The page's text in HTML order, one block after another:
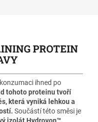
PROTEIN
ihned po
tohoto proteinu tvoří
která vyniká lehkou a
Součástí této směsi je
izolát Hydrovon™,